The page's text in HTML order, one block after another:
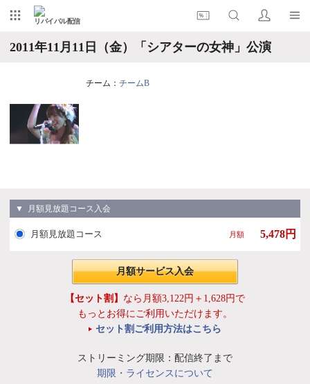
リバイバル配信
2011年11月11日（金）「シアターの女神」公演
チーム： チームB
▼ 月額見放題コース入会
月額見放題コース 月額 5,478円
月額サービス入会
【セット割】 なら月額3,122円＋1,628円で
もっとお得にご利用いただけます。
セット割ご利用方法はこちら
ストリーミング期限：配信終了まで
期限・ライセンスについて